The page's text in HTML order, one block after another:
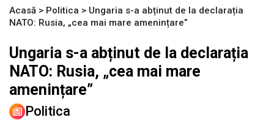
Acasă > Politica > Ungaria s-a abținut de la declarația
NATO: Rusia, „cea mai mare amenințare”
Ungaria s-a abținut de la declarația
NATO: Rusia, „cea mai mare
amenințare”
Politica